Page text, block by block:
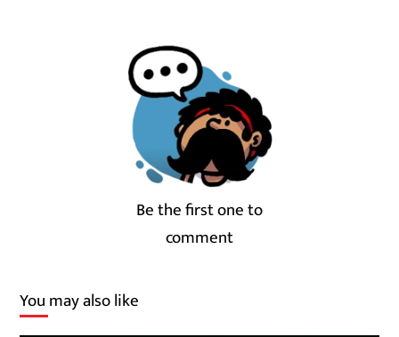
Be the first one to
comment
You may also like